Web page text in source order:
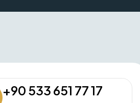
+90 533 651 77 17